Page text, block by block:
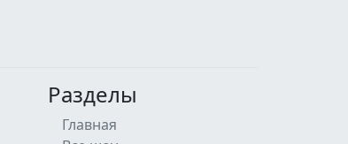
Разделы
Главная